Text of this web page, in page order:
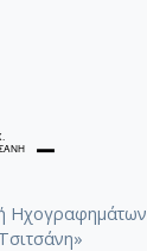
Ηχογραφημάτων